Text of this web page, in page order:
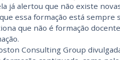
já alertou que não existe
essa formação está sempre
que não é formação
Consulting Group